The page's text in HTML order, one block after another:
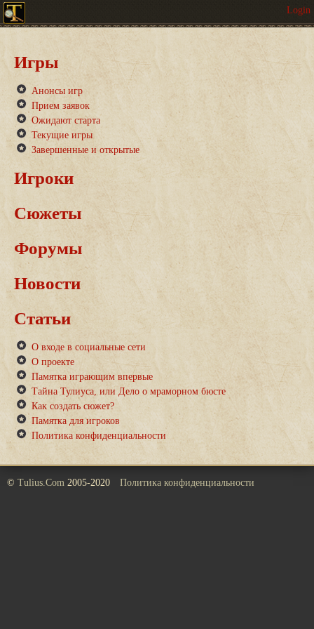
Игры
Анонсы игр
Прием заявок
Ожидают старта
Текущие игры
Завершенные и открытые
Игроки
Сюжеты
Форумы
Новости
Статьи
О входе в социальные сети
О проекте
Памятка играющим впервые
Тайна Тулиуса, или Дело о мраморном бюсте
Как создать сюжет?
Памятка для игроков
Политика конфиденциальности
© Tulius.Com 2005-2020 Политика конфиденциальности